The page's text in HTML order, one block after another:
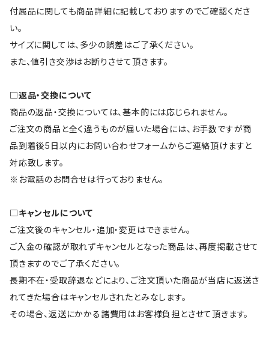
付属品に関しても商品詳細に記載しておりますのでご確認くださ
い。
サイズに関しては、多少の誤差はご了承ください。
また、値引き交渉はお断りさせて頂きます。
□返品・交換について
商品の返品・交換については、基本的には応じられません。
ご注文の商品と全く違うものが届いた場合には、お手数ですが商
品到着後5日以内にお問い合わせフォームからご連絡頂けますと
対応致します。
※お電話のお問合せは行っておりません。
□キャンセルについて
ご注文後のキャンセル・追加・変更はできません。
ご入金の確認が取れずキャンセルとなった商品は、再度掲載させて
頂きますのでご了承ください。
長期不在・受取辞退などにより、ご注文頂いた商品が当店に返送さ
れてきた場合はキャンセルされたとみなします。
その場合、返送にかかる諸費用はお客様負担とさせて頂きます。